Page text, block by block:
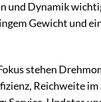
und Dynamik
Gewicht und
stehen
Reichweite